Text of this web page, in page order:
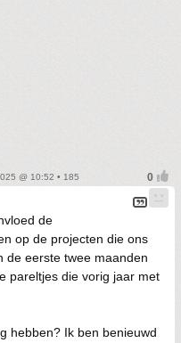
@ 10:52 • 185
de
op de projecten die ons
de eerste twee maanden
pareltjes die vorig jaar met
hebben? Ik ben benieuwd